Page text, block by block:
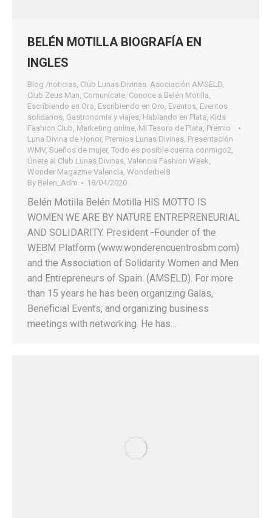
BELÉN MOTILLA BIOGRAFÍA EN
INGLES
Blog /noticias Club Lunas Divinas. Asociación AMSELD
Club Zeus Man Comunícate Conoce a Belén Motilla
Escribiendo en Oro Escribiendo en Oro Eventos Eventos
solidarios Gastronomia y viajes Hablando en Plata Kids
Fashion Club Marketing online Mi Tesoro de Plata Premio
Luna Divina de Honor, Premios Lunas Divinas Presentación
WMV, Sueños de mujer, Todo es posible cuenta conmigo2
Únete al Club Lunas Divinas Valencia Fashion Week
Wonder Magazine Valencia Wonderbel8
By Belen_Adm 18/04/2020
Belén Motilla Belén Motilla HIS MOTTO IS
WOMEN WE ARE BY NATURE ENTREPRENEURIAL
AND SOLIDARITY. President -Founder of the
WEBM Platform (www.wonderencuentrosbm.com)
and the Association of Solidarity Women and Men
and Entrepreneurs of Spain. (AMSELD). For more
than 15 years he has been organizing Galas,
Beneficial Events, and organizing business
meetings with networking. He has…